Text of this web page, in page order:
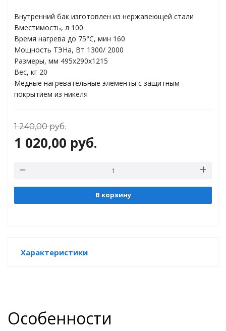
Внутренний бак изготовлен из нержавеющей стали
Вместимость, л 100
Время нагрева до 75°С, мин 160
Мощность ТЭНа, Вт 1300/ 2000
Размеры, мм 495x290x1215
Вес, кг 20
Медные нагревательные элементы с защитным
покрытием из никеля
1 240,00руб.
1 020,00 руб.
В корзину
Характеристики
Особенности